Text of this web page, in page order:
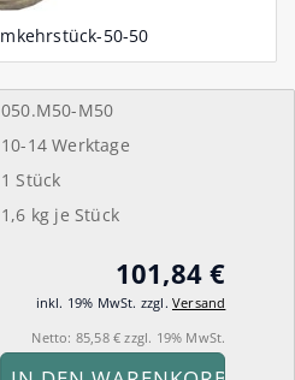
050.M50-M50
10-14 Werktage
1 Stück
1,6 kg je Stück
101,84 €
inkl. 19% MwSt. zzgl. Versand
Netto: 85,58 € zzgl. 19% MwSt.